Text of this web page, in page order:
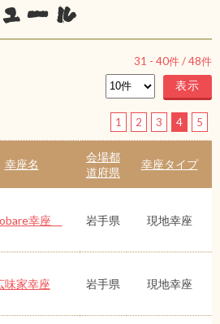
ール
31 - 40件 /48件
1 2 3 4 5
幸座名
会場都
道府県
幸座タイプ
幸座 岩手県 現地幸座
味家幸座 岩手県 現地幸座